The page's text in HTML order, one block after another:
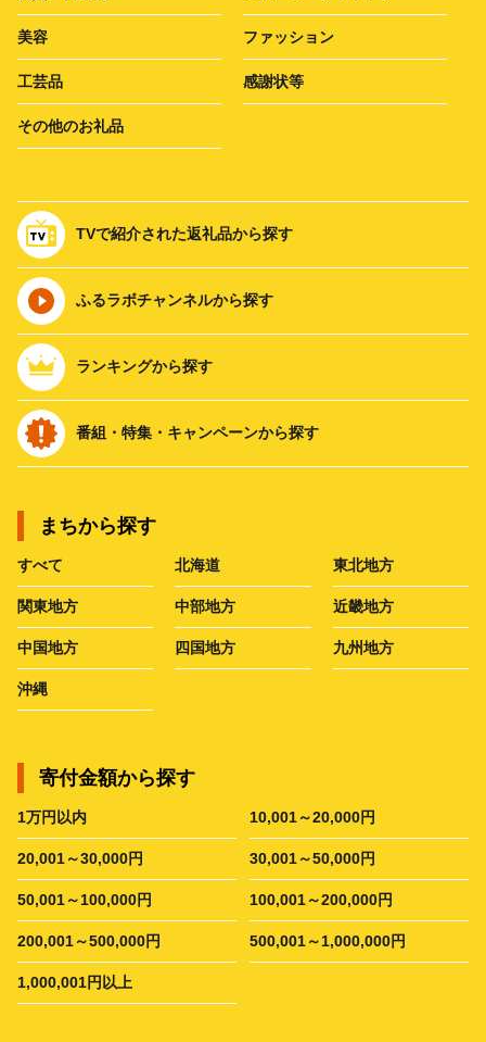
美容 ファッション
工芸品 感謝状等
その他のお礼品
TVで紹介された返礼品から探す
ふるラボチャンネルから探す
ランキングから探す
番組・特集・キャンペーンから探す
まちから探す
すべて 北海道 東北地方
関東地方 中部地方 近畿地方
中国地方 四国地方 九州地方
沖縄
寄付金額から探す
1万円以内 10,001～20,000円
20,001～30,000円 30,001～50,000円
50,001～100,000円 100,001～200,000円
200,001～500,000円 500,001～1,000,000円
1,000,001円以上